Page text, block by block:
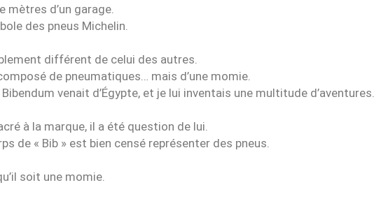
mètres d’un garage.
des pneus Michelin.
différent de celui des autres.
de pneumatiques… mais d’une momie.
venait d’Égypte, et je lui inventais une multitude d’aventures.
à la marque, il a été question de lui.
de « Bib » est bien censé représenter des pneus.
soit une momie.